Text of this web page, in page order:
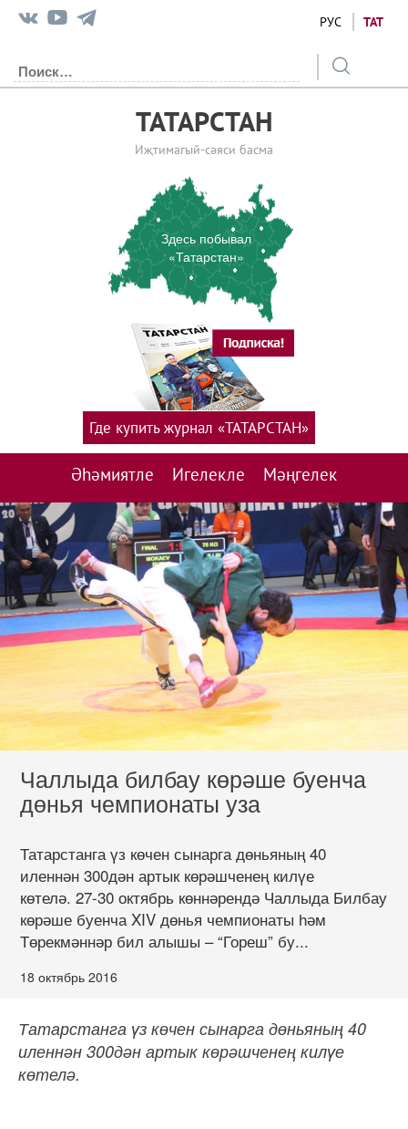
РУС ТАТ
ТАТАРСТАН
Иҗтимагый-сәяси басма
Здесь побывал
«Татарстан»
Әһәмиятле Игелекле Мәңгелек
Где купить журнал «ТАТАРСТАН»
Чаллыда билбау көрәше буенча
дөнья чемпионаты уза
Татарстанга үз көчен сынарга дөньяның 40
иленнән 300дән артык көрәшченең килүе
көтелә. 27-30 октябрь көннәрендә Чаллыда Билбау
көрәше буенча XIV дөнья чемпионаты һәм
Төрекмәннәр бил алышы – “Гореш” бу...
18 октябрь 2016
Татарстанга үз көчен сынарга дөньяның 40
иленнән 300дән артык көрәшченең килүе
көтелә.